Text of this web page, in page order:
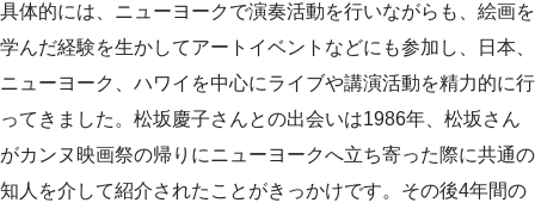
具体的には、ニューヨークで演奏活動を行いながらも、絵画を
学んだ経験を生かしてアートイベントなどにも参加し、日本、
ニューヨーク、ハワイを中心にライブや講演活動を精力的に行
ってきました。松坂慶子さんとの出会いは1986年、松坂さん
がカンヌ映画祭の帰りにニューヨークへ立ち寄った際に共通の
知人を介して紹介されたことがきっかけです。その後4年間の